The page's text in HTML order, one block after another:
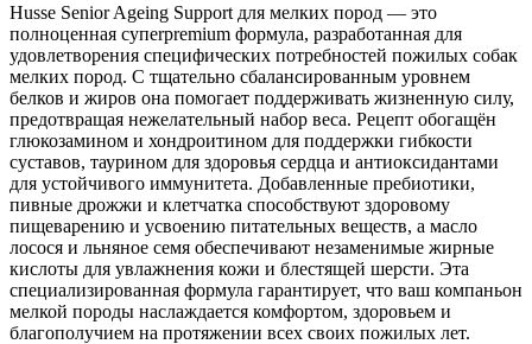
Husse Senior Ageing Support для мелких пород — это
полноценная супerpremium формула, разработанная для
удовлетворения специфических потребностей пожилых собак
мелких пород. С тщательно сбалансированным уровнем
белков и жиров она помогает поддерживать жизненную силу,
предотвращая нежелательный набор веса. Рецепт обогащён
глюкозамином и хондроитином для поддержки гибкости
суставов, таурином для здоровья сердца и антиоксидантами
для устойчивого иммунитета. Добавленные пребиотики,
пивные дрожжи и клетчатка способствуют здоровому
пищеварению и усвоению питательных веществ, а масло
лосося и льняное семя обеспечивают незаменимые жирные
кислоты для увлажнения кожи и блестящей шерсти. Эта
специализированная формула гарантирует, что ваш компаньон
мелкой породы наслаждается комфортом, здоровьем и
благополучием на протяжении всех своих пожилых лет.